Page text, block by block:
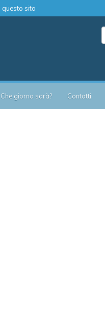
questo sito
Che giorno sarà? Contatti